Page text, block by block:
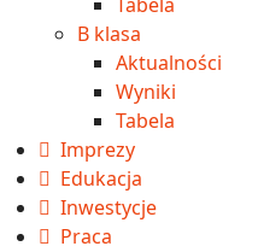
B klasa
Aktualności
Wyniki
Tabela
Imprezy
Edukacja
Inwestycje
Praca